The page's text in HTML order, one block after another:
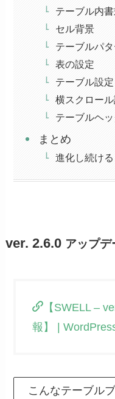
テーブル内
セル背景
テーブルパ
表の設定
テーブル設定
横スクロー
テーブルヘ
まとめ
進化し続け
ver. 2.6.0 アップ
【SWELL –
報】 |
こんなテーブル